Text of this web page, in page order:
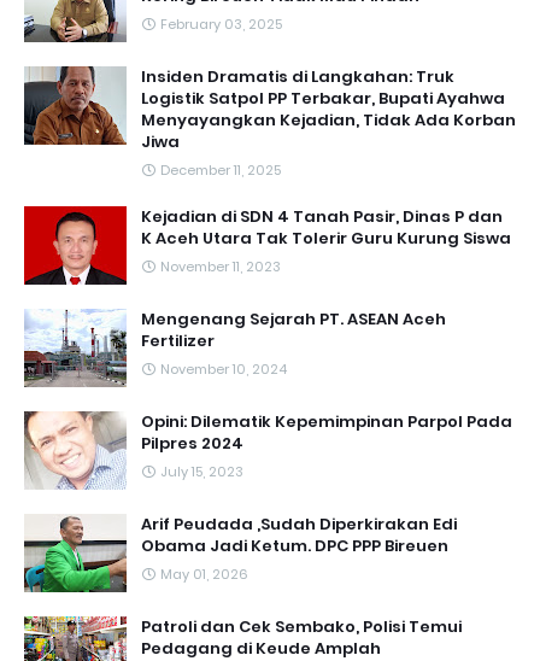
February 03, 2025
Insiden Dramatis di Langkahan: Truk
Logistik Satpol PP Terbakar, Bupati Ayahwa
Menyayangkan Kejadian, Tidak Ada Korban
Jiwa
December 11, 2025
Kejadian di SDN 4 Tanah Pasir, Dinas P dan
K Aceh Utara Tak Tolerir Guru Kurung Siswa
November 11, 2023
Mengenang Sejarah PT. ASEAN Aceh
Fertilizer
November 10, 2024
Opini: Dilematik Kepemimpinan Parpol Pada
Pilpres 2024
July 15, 2023
Arif Peudada ,Sudah Diperkirakan Edi
Obama Jadi Ketum. DPC PPP Bireuen
May 01, 2026
Patroli dan Cek Sembako, Polisi Temui
Pedagang di Keude Amplah